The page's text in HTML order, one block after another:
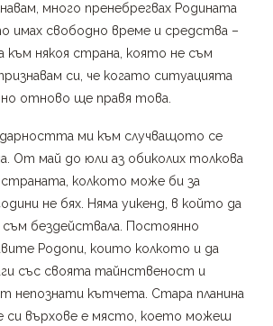
много пренебрегвах Родината
имах свободно време и средства –
към някоя страна, която не съм
си, че когато ситуацията
отново ще правя това.
ми към случващото се
От май до юли аз обиколих толкова
колкото може би за
не бях. Няма уикенд, в който да
бездействала. Постоянно
Родопи, които колкото и да
със своята тайнственост и
непознати кътчета. Стара планина
си върхове е място, което можеш